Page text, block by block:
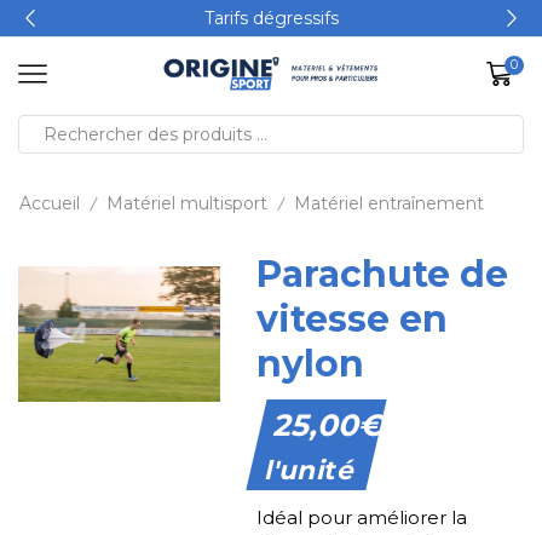
Tarifs dégressifs
0
Accueil / Matériel multisport / Matériel entraînement
Parachute de
vitesse en
nylon
25,00€
l'unité
Idéal pour améliorer la